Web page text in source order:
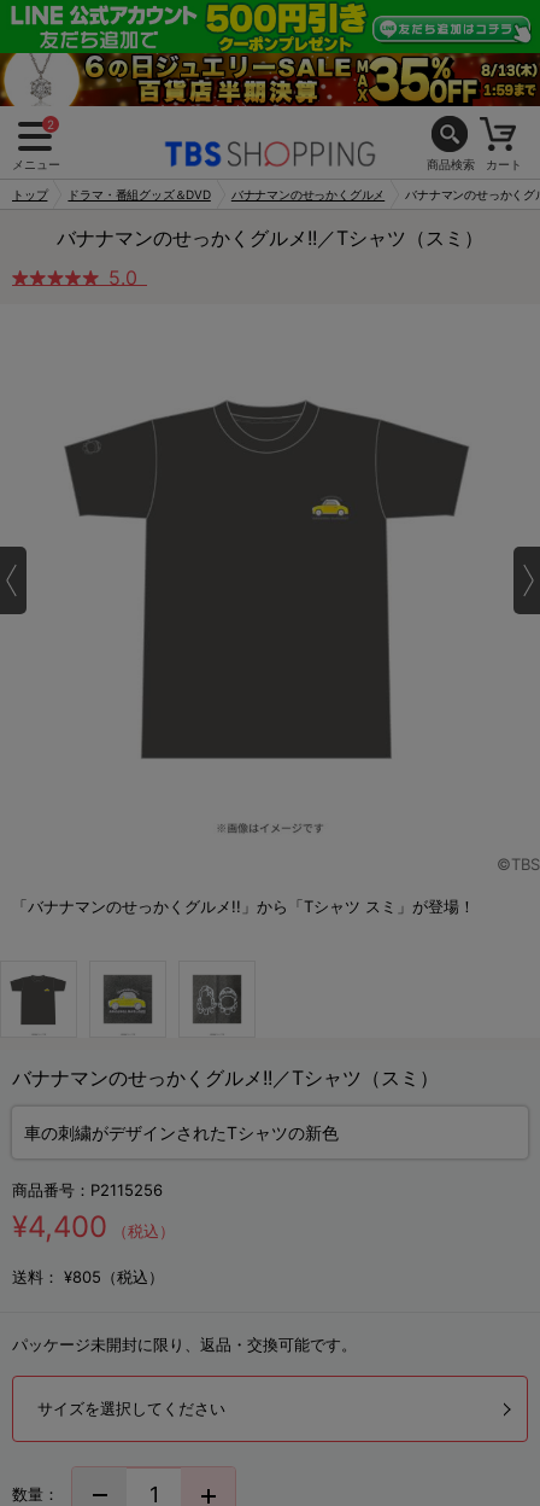
2
メニュー 商品検索 カート
トップ ドラマ・番組グッズ＆DVD バナナマンのせっかくグルメ バナナマンのせっかく
バナナマンのせっかくグルメ!!／Tシャツ（スミ）
5.0
©TBS
「バナナマンのせっかくグルメ!!」から「Tシャツ スミ」が登場！
バナナマンのせっかくグルメ!!／Tシャツ（スミ）
車の刺繍がデザインされたTシャツの新色
商品番号： P2115256
¥4,400 （税込）
送料： ¥805（税込）
パッケージ未開封に限り、返品・交換可能です。
サイズを選択してください
数量：